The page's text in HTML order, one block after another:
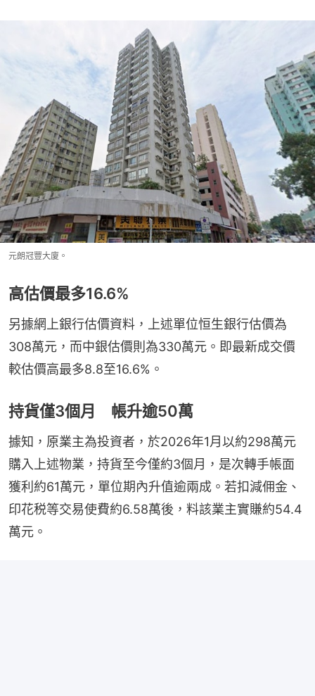
元朗冠豐大廈。
高估價最多16.6%
另據網上銀行估價資料，上述單位恒生銀行估價為
308萬元，而中銀估價則為330萬元。即最新成交價
較估價高最多8.8至16.6%。
持貨僅3個月 帳升逾50萬
據知，原業主為投資者，於2026年1月以約298萬元
購入上述物業，持貨至今僅約3個月，是次轉手帳面
獲利約61萬元，單位期內升值逾兩成。若扣減佣金、
印花税等交易使費約6.58萬後，料該業主實賺約54.4
萬元。